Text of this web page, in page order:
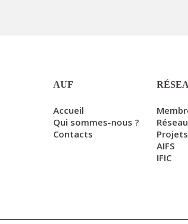
AUF
Accueil
Qui sommes-nous ?
Contacts
Projets
AIFS
IFIC